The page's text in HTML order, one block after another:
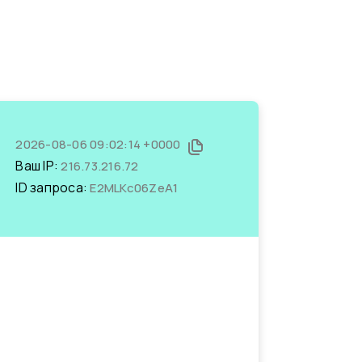
2026-08-06 09:02:14 +0000
Ваш IP:216.73.216.72
ID запроса:E2MLKc06ZeA1